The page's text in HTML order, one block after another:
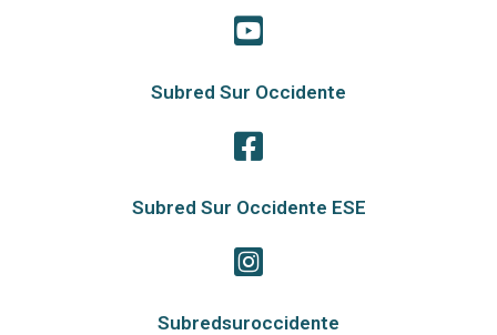
Subred Sur Occidente
Subred Sur Occidente ESE
Subredsuroccidente